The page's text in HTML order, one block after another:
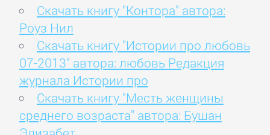
Скачать книгу "Контора" автора:
Роуз Нил
Скачать книгу "Истории про любовь
07-2013" автора: любовь Редакция
журнала Истории про
Скачать книгу "Месть женщины
среднего возраста" автора: Бушан